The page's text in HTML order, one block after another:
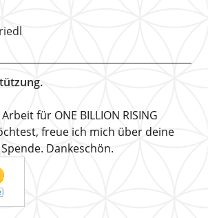
für ONE BILLION RISING
freue ich mich über deine
Dankeschön.